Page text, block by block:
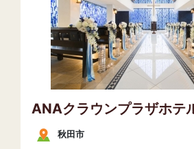
ANAクラウンプラザホテ
秋田市